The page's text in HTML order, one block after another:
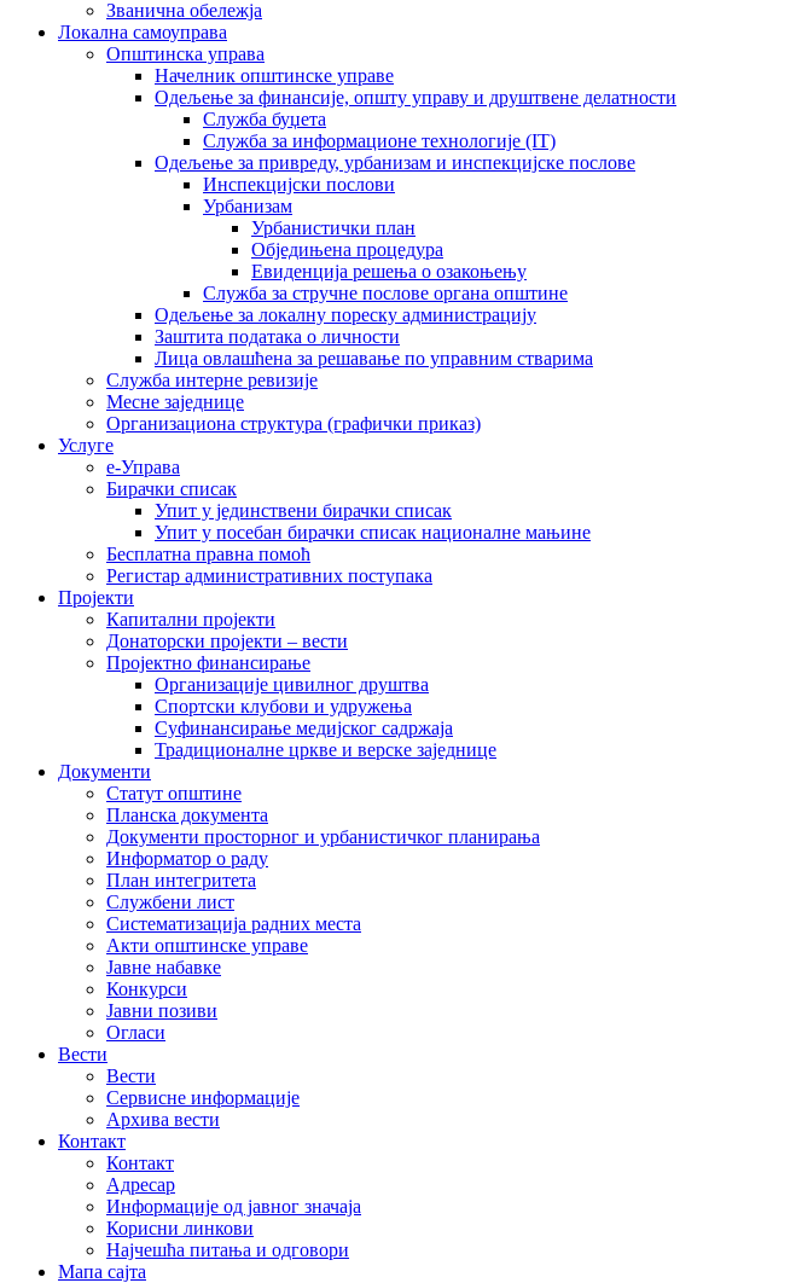
Званична обележја
Локална самоуправа
Општинска управа
Начелник општинске управе
Одељење за финансије, општу управу и друштвене делатности
Служба буџета
Служба за информационе технологије (IT)
Одељење за привреду, урбанизам и инспекцијске послове
Инспекцијски послови
Урбанизам
Урбанистички план
Обједињена процедура
Евиденција решења о озакоњењу
Служба за стручне послове органа општине
Одељење за локалну пореску администрацију
Заштита података о личности
Лица овлашћена за решавање по управним стварима
Служба интерне ревизије
Месне заједнице
Организациона структура (графички приказ)
Услуге
е-Управа
Бирачки списак
Упит у јединствени бирачки списак
Упит у посебан бирачки списак националне мањине
Бесплатна правна помоћ
Регистар административних поступака
Пројекти
Капитални пројекти
Донаторски пројекти – вести
Пројектно финансирање
Организације цивилног друштва
Спортски клубови и удружења
Суфинансирање медијског садржаја
Традиционалне цркве и верске заједнице
Документи
Статут општине
Планска документа
Документи просторног и урбанистичког планирања
Информатор о раду
План интегритета
Службени лист
Систематизација радних места
Акти општинске управе
Јавне набавке
Конкурси
Јавни позиви
Огласи
Вести
Вести
Сервисне информације
Архива вести
Контакт
Контакт
Адресар
Информације од јавног значаја
Корисни линкови
Најчешћа питања и одговори
Мапа сајта